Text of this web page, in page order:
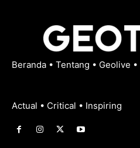
Beranda • Tentang • Geolive •
Actual • Critical • Inspiring